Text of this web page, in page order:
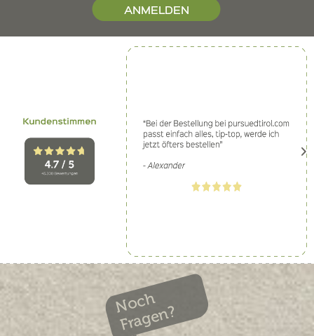
ANMELDEN
Noch
Fragen?